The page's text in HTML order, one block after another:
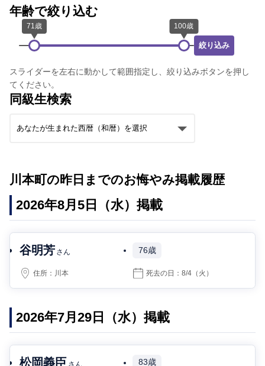
年齢で絞り込む
絞り込み
スライダーを左右に動かして範囲指定し、絞り込みボタンを押し
てください。
同級生検索
川本町の昨日までのお悔やみ掲載履歴
2026年8月5日（水）掲載
谷明芳 さん 76歳
住所： 川本 死去の日：8/4 （火）
2026年7月29日（水）掲載
松岡義臣 さん 83歳